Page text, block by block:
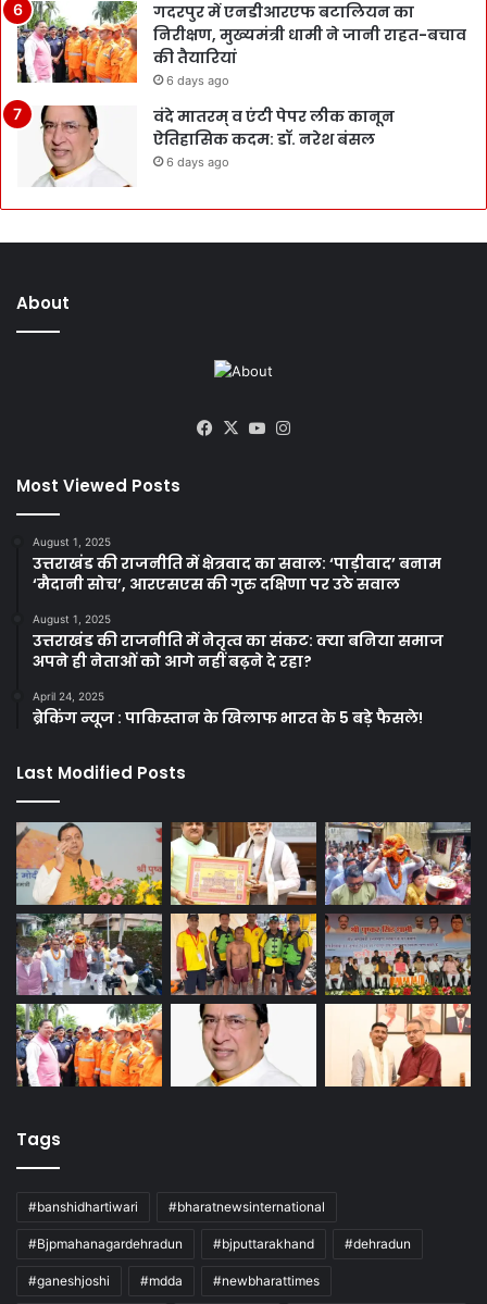
गदरपुर में एनडीआरएफ बटालियन का
निरीक्षण, मुख्यमंत्री धामी ने जानी राहत-बचाव
की तैयारियां
6 days ago
वंदे मातरम् व एंटी पेपर लीक कानून
ऐतिहासिक कदम: डॉ. नरेश बंसल
6 days ago
About
Facebook
X YouTube
Most Viewed Posts
August 1, 2025
उत्तराखंड की राजनीति में क्षेत्रवाद का सवाल: ‘पाड़ीवाद’ बनाम
‘मैदानी सोच’, आरएसएस की गुरु दक्षिणा पर उठे सवाल
August 1, 2025
उत्तराखंड की राजनीति में नेतृत्व का संकट: क्या बनिया समाज
अपने ही नेताओं को आगे नहीं बढ़ने दे रहा?
April 24, 2025
ब्रेकिंग न्यूज : पाकिस्तान के खिलाफ भारत के 5 बड़े फैसले!
Last Modified Posts
Tags
#banshidhartiwari #bharatnewsinternational
#Bjpmahanagardehradun #bjputtarakhand #dehradun
#ganeshjoshi #mdda #newbharattimes